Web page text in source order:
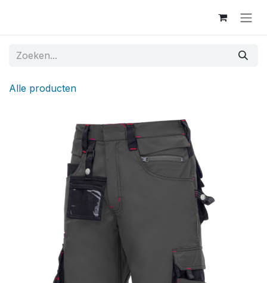
Alle producten